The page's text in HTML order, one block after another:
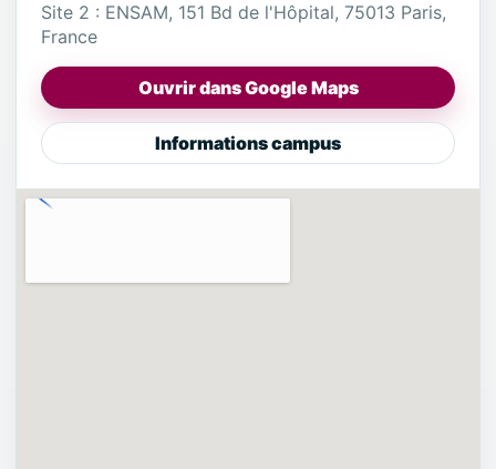
Site 2 : ENSAM, 151 Bd de l'Hôpital, 75013 Paris,
France
Ouvrir dans Google Maps
Informations campus